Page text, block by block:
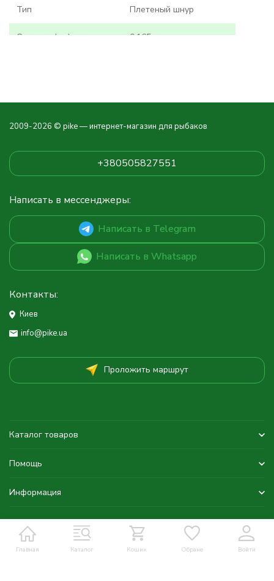
Тип Плетеный шнур
Сечение (мм) 0,165
Главная Каталог Кошик Обране Войти
2009-2026 © pike — интернет-магазин для рыбаков
+380505827551
Написать в мессенджеры:
Написать в Telegram
Написать в Whatsapp
Контакты:
Киев
info@pike.ua
Проложить маршрут
Каталог товаров
Помощь
Информация